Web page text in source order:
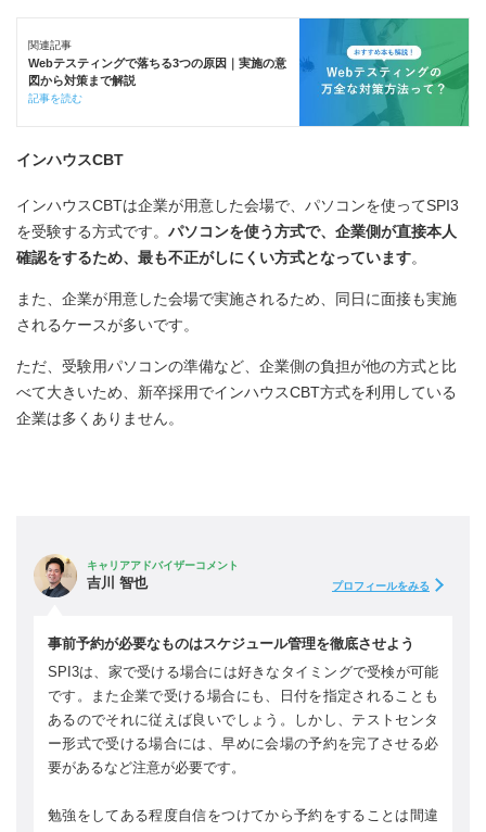
関連記事
Webテスティングで落ちる3つの原因｜実施の意
図から対策まで解説
記事を読む
インハウスCBT
インハウスCBTは企業が用意した会場で、パソコンを使ってSPI3
を受験する方式です。 パソコンを使う方式で、企業側が直接本人
確認をするため、最も不正がしにくい方式となっています。
また、企業が用意した会場で実施されるため、同日に面接も実施
されるケースが多いです。
ただ、受験用パソコンの準備など、企業側の負担が他の方式と比
べて大きいため、新卒採用でインハウスCBT方式を利用している
企業は多くありません。
キャリアアドバイザーコメント
吉川 智也 プロフィールをみる
事前予約が必要なものはスケジュール管理を徹底させよう
SPI3は、家で受ける場合には好きなタイミングで受検が可能
です。また企業で受ける場合にも、日付を指定されることも
あるのでそれに従えば良いでしょう。しかし、テストセンタ
ー形式で受ける場合には、早めに会場の予約を完了させる必
要があるなど注意が必要です。
勉強をしてある程度自信をつけてから予約をすることは間違